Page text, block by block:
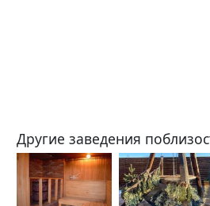
Другие заведения